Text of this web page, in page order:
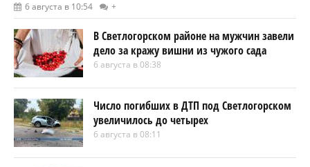
6 августа в 10:54 +
В Светлогорском районе на мужчин завели
дело за кражу вишни из чужого сада
6 августа в 08:38
Число погибших в ДТП под Светлогорском
увеличилось до четырех
6 августа в 08:11